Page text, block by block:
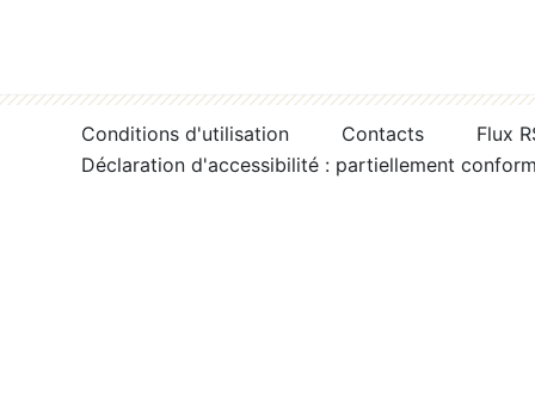
Conditions d'utilisation Contacts
Flux
Déclaration d'accessibilité : partiellement